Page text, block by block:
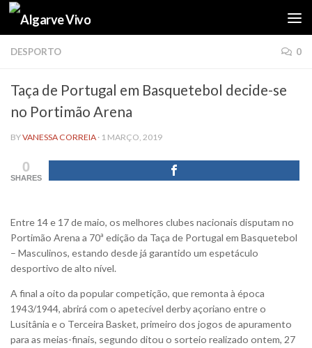
Skip to content
DESPORTO 0
Taça de Portugal em Basquetebol decide-se
no Portimão Arena
BYVANESSA CORREIA · 1 MARÇO, 2019
0
SHARES
Entre 14 e 17 de maio, os melhores clubes nacionais disputam no
Portimão Arena a 70ª edição da Taça de Portugal em Basquetebol
– Masculinos, estando desde já garantido um espetáculo
desportivo de alto nível.
A final a oito da popular competição, que remonta à época
1943/1944, abrirá com o apetecível derby açoriano entre o
Lusitânia e o Terceira Basket, primeiro dos jogos de apuramento
para as meias-finais, segundo ditou o sorteio realizado ontem, 27